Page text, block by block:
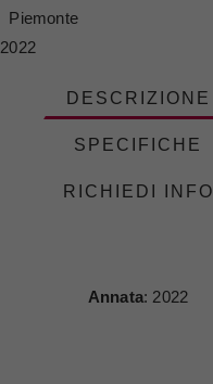
Piemonte
2022
DESCRIZIONE
SPECIFICHE
RICHIEDI INFO
Annata: 2022